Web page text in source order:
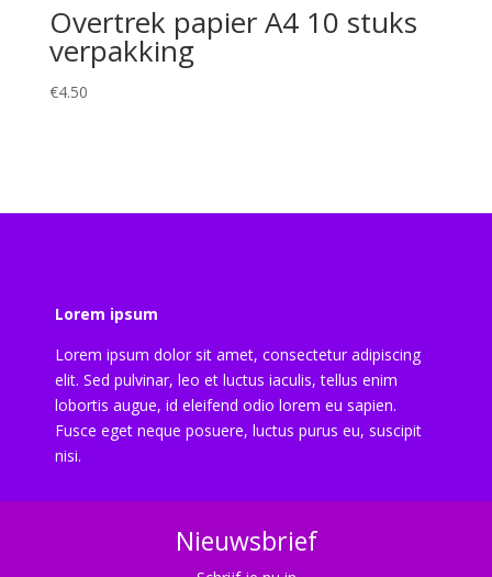
Overtrek papier A4 10 stuks
verpakking
€4.50
Lorem ipsum
Lorem ipsum dolor sit amet, consectetur adipiscing
elit. Sed pulvinar, leo et luctus iaculis, tellus enim
lobortis augue, id eleifend odio lorem eu sapien.
Fusce eget neque posuere, luctus purus eu, suscipit
nisi.
Nieuwsbrief